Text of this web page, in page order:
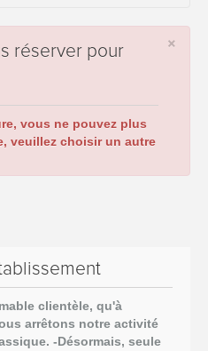
×
réserver pour
vous ne pouvez plus
veuillez choisir un autre
clientèle, qu'à
arrêtons notre activité
-Désormais, seule